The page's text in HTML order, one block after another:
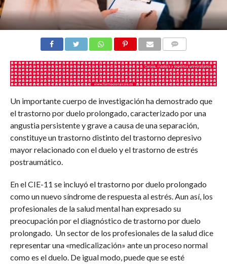
Un importante cuerpo de investigación ha demostrado que
el trastorno por duelo prolongado, caracterizado por una
angustia persistente y grave a causa de una separación,
constituye un trastorno distinto del trastorno depresivo
mayor relacionado con el duelo y el trastorno de estrés
postraumático.
En el CIE-11 se incluyó el trastorno por duelo prolongado
como un nuevo síndrome de respuesta al estrés. Aun así, los
profesionales de la salud mental han expresado su
preocupación por el diagnóstico de trastorno por duelo
prolongado. Un sector de los profesionales de la salud dice
representar una «medicalización» ante un proceso normal
como es el duelo. De igual modo, puede que se esté